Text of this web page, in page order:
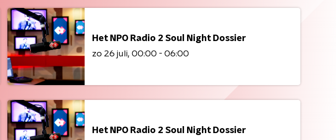
Het NPO Radio 2 Soul Night Dossier
zo 26 juli 00:00 - 06:00
Het NPO Radio 2 Soul Night Dossier